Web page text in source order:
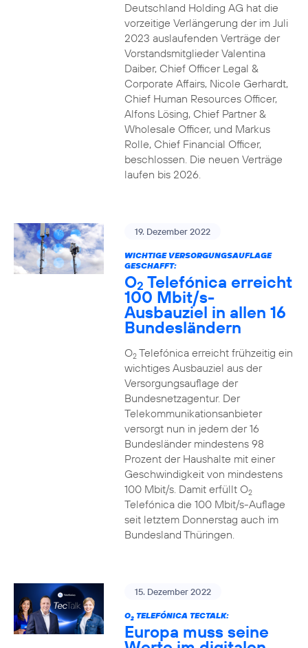
Deutschland Holding AG hat die
vorzeitige Verlängerung der im Juli
2023 auslaufenden Verträge der
Vorstandsmitglieder Valentina
Daiber, Chief Officer Legal &
Corporate Affairs, Nicole Gerhardt,
Chief Human Resources Officer,
Alfons Lösing, Chief Partner &
Wholesale Officer, und Markus
Rolle, Chief Financial Officer,
beschlossen. Die neuen Verträge
laufen bis 2026.
19. Dezember 2022
WICHTIGE VERSORGUNGSAUFLAGE
GESCHAFFT:
O2 Telefónica erreicht
100 Mbit/s-
Ausbauziel in allen 16
Bundesländern
O2Telefónica erreicht frühzeitig ein
wichtiges Ausbauziel aus der
Versorgungsauflage der
Bundesnetzagentur. Der
Telekommunikationsanbieter
versorgt nun in jedem der 16
Bundesländer mindestens 98
Prozent der Haushalte mit einer
Geschwindigkeit von mindestens
100 Mbit/s. Damit erfüllt O2
Telefónica die 100 Mbit/s-Auflage
seit letztem Donnerstag auch im
Bundesland Thüringen.
15. Dezember 2022
O2TELEFÓNICA TECTALK:
Europa muss seine